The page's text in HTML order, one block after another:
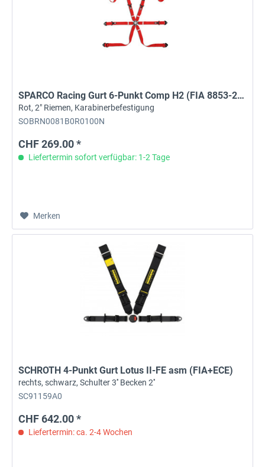
SPARCO Racing Gurt 6-Punkt Comp H2 (FIA 8853-2016)
Rot, 2" Riemen, Karabinerbefestigung
SOBRN0081B0R0100N
CHF 269.00 *
Liefertermin sofort verfügbar: 1-2 Tage
Merken
SCHROTH 4-Punkt Gurt Lotus II-FE asm (FIA+ECE)
rechts, schwarz, Schulter 3'' Becken 2''
SC91159A0
CHF 642.00 *
Liefertermin: ca. 2-4 Wochen